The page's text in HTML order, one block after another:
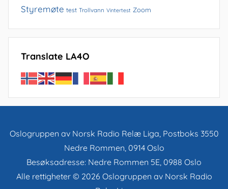
Styremøte test Trollvann Vintertest Zoom
Translate LA4O
Oslogruppen av Norsk Radio Relæ Liga, Postboks 3550
Nedre Rommen, 0914 Oslo
Besøksadresse: Nedre Rommen 5E, 0988 Oslo
Alle rettigheter © 2026 Oslogruppen av Norsk Radio